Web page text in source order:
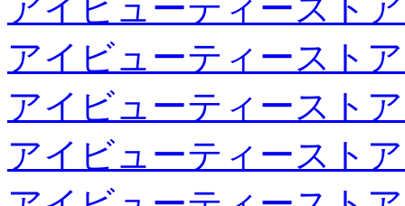
アイビューティースト
アイビューティースト
アイビューティースト
アイビューティースト